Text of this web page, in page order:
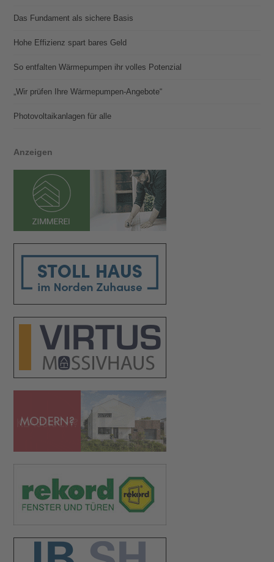
Das Fundament als sichere Basis
Hohe Effizienz spart bares Geld
So entfalten Wärmepumpen ihr volles Potenzial
„Wir prüfen Ihre Wärmepumpen-Angebote“
Photovoltaik­­anlagen für alle
Anzeigen